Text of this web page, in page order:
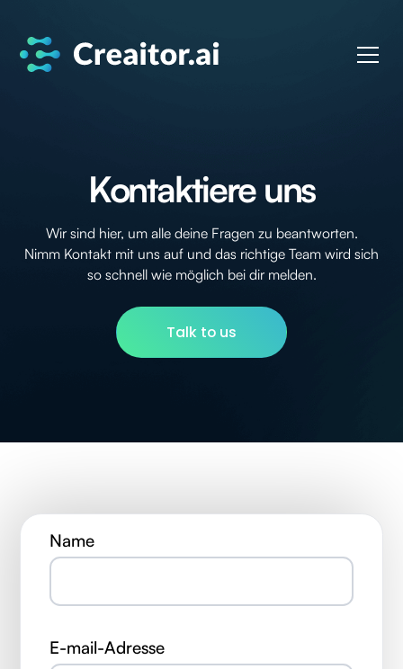
Kontaktiere uns
Wir sind hier, um alle deine Fragen zu beantworten.
Nimm Kontakt mit uns auf und das richtige Team wird sich
so schnell wie möglich bei dir melden.
Talk to us
Name
E-mail-Adresse